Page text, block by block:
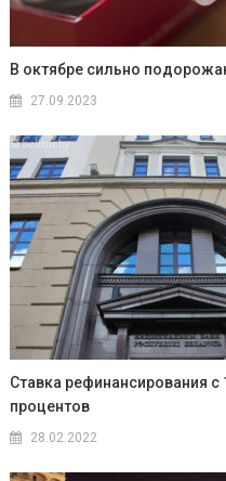
В октябре сильно
27.09.2023
Ставка рефинансирования
процентов
28.02.2022